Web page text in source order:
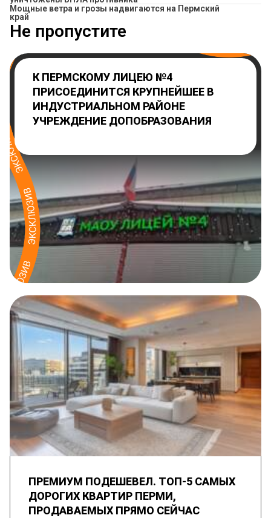
Мощные ветра и грозы надвигаются на Пермский
край
Не пропустите
К ПЕРМСКОМУ ЛИЦЕЮ №4
ПРИСОЕДИНИТСЯ КРУПНЕЙШЕЕ В
ИНДУСТРИАЛЬНОМ РАЙОНЕ
УЧРЕЖДЕНИЕ ДОПОБРАЗОВАНИЯ
ПРЕМИУМ ПОДЕШЕВЕЛ. ТОП-5 САМЫХ
ДОРОГИХ КВАРТИР ПЕРМИ,
ПРОДАВАЕМЫХ ПРЯМО СЕЙЧАС